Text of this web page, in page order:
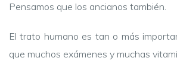
Pensamos que los ancianos también.
El trato humano es tan o más
que muchos exámenes y muchas